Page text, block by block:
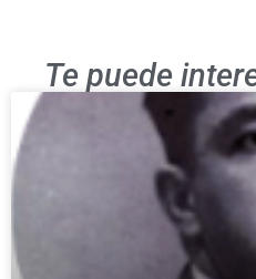
Te puede